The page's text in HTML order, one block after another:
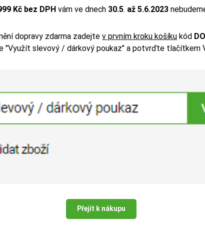
Kč bez DPH vám ve dnech 30.5. až 5.6.2023
dopravy zdarma zadejte v prvním kroku košíku kód
"Využít slevový / dárkový poukaz" a potvrďte tlačítkem
Přejít k nákupu